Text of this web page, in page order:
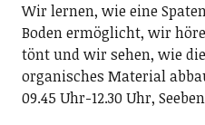
Wir lernen, wie eine
Boden ermöglicht, wir
tönt und wir sehen, wie
organisches Material
09.45 Uhr-12.30 Uhr,